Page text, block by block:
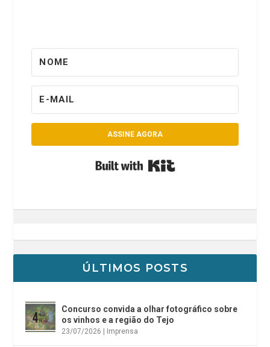
ASSINE AGORA
ÚLTIMOS POSTS
Concurso convida a olhar fotográfico sobre
os vinhos e a região do Tejo
23/07/2026 Imprensa